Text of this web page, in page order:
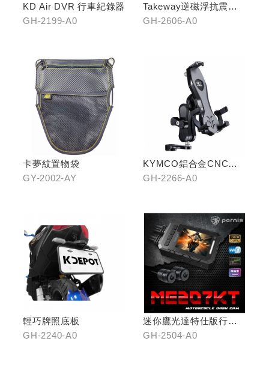
KD Air DVR 行車紀錄器
GH-2199-A0
Takeway逆磁浮抗震手
機架
GH-2606-A0
卡夢紋置物袋
GY-2002-AY
KYMCO鋁合金CNC減
震手機架
GH-2266-A0
輕巧牌照底板
GH-2240-A0
迷你鷹光達特仕版行車
記錄器
GH-2504-A0